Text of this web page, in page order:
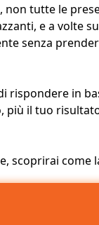
non tutte le
e a volte
senza
rispondere in
più il tuo
scoprirai come